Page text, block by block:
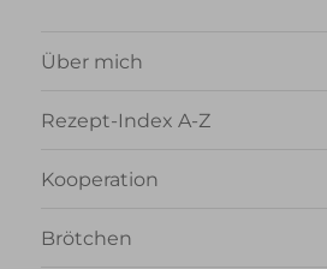
Über mich
Rezept-Index A-Z
Kooperation
Brötchen